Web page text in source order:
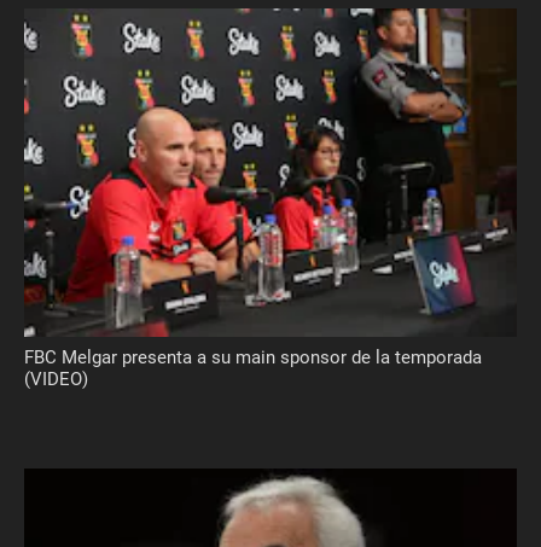
FBC Melgar presenta a su main sponsor de la temporada
(VIDEO)